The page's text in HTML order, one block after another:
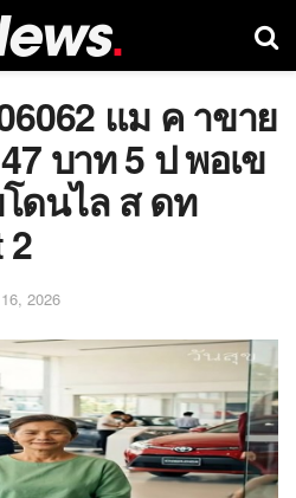
แม ค าขาย
บาท 5 ป พอเข
ดนไล ส ดท
2
2026